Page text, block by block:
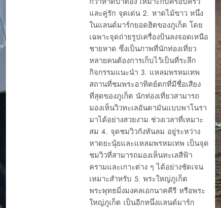
และคู่รัก จุดเด่น 2. หาดไม้ขาว หนึ่ง
ในแลนด์มาร์กยอดฮิตของภูเก็ต โดย
เฉพาะจุดถ่ายรูปเครื่องบินลงจอดเหนือ
ชายหาด ซึ่งเป็นภาพที่นักท่องเที่ยว
หลายคนต้องการเก็บไว้เป็นที่ระลึก
กิจกรรมแนะนำ 3. แหลมพรหมเทพ
สถานที่ชมพระอาทิตย์ตกที่มีชื่อเสียง
ที่สุดของภูเก็ต นักท่องเที่ยวสามารถ
มองเห็นวิวทะเลอันดามันแบบพาโนรา
มาได้อย่างสวยงาม ช่วงเวลาที่เหมาะ
สม 4. จุดชมวิวกังหันลม อยู่ระหว่าง
หาดยะนุ้ยและแหลมพรหมเทพ เป็นจุด
ชมวิวที่สามารถมองเห็นทะเลสีฟ้า
ครามและเกาะต่าง ๆ ได้อย่างชัดเจน
เหมาะสำหรับ 5. พระใหญ่ภูเก็ต
พระพุทธมิ่งมงคลเอกนาคคีรี หรือพระ
ใหญ่ภูเก็ต เป็นอีกหนึ่งแลนด์มาร์ก